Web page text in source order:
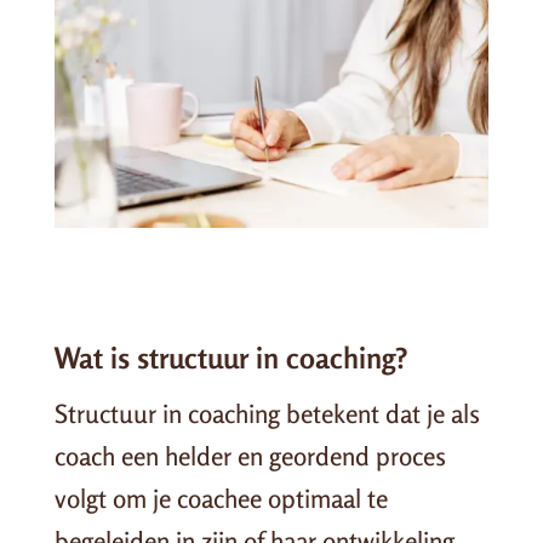
Wat is structuur in coaching?
Structuur in coaching betekent dat je als
coach een helder en geordend proces
volgt om je coachee optimaal te